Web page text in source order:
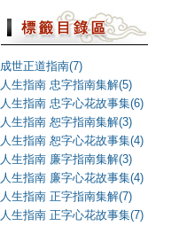
成世正道指南(7)
人生指南 忠字指南集解(5)
人生指南 忠字心花故事集(6)
人生指南 恕字指南集解(3)
人生指南 恕字心花故事集(4)
人生指南 廉字指南集解(3)
人生指南 廉字心花故事集(4)
人生指南 正字指南集解(7)
人生指南 正字心花故事集(7)